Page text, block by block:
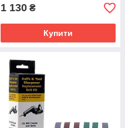
1 130 ₴
Купити